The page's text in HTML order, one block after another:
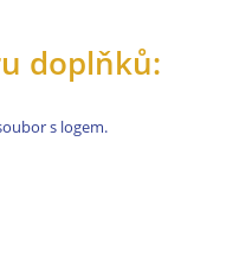
doplňků:
s logem.